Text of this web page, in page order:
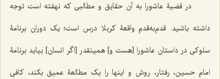
در قضیۀ عاشورا به آن حقایق و مطالبی که نهفته است توجه
داشته باشید. قدم‌‌به‌قدمِ‌ واقعۀ كربلا درس است؛ یک دوران برنامۀ
سلوکی در داستان عاشورا [هست و] همین‎قدر [اگر انسان] بیاید برنامۀ
امام حسین، رفتار، روش و اینها را یک مطالعۀ عمیق بکند، کافی